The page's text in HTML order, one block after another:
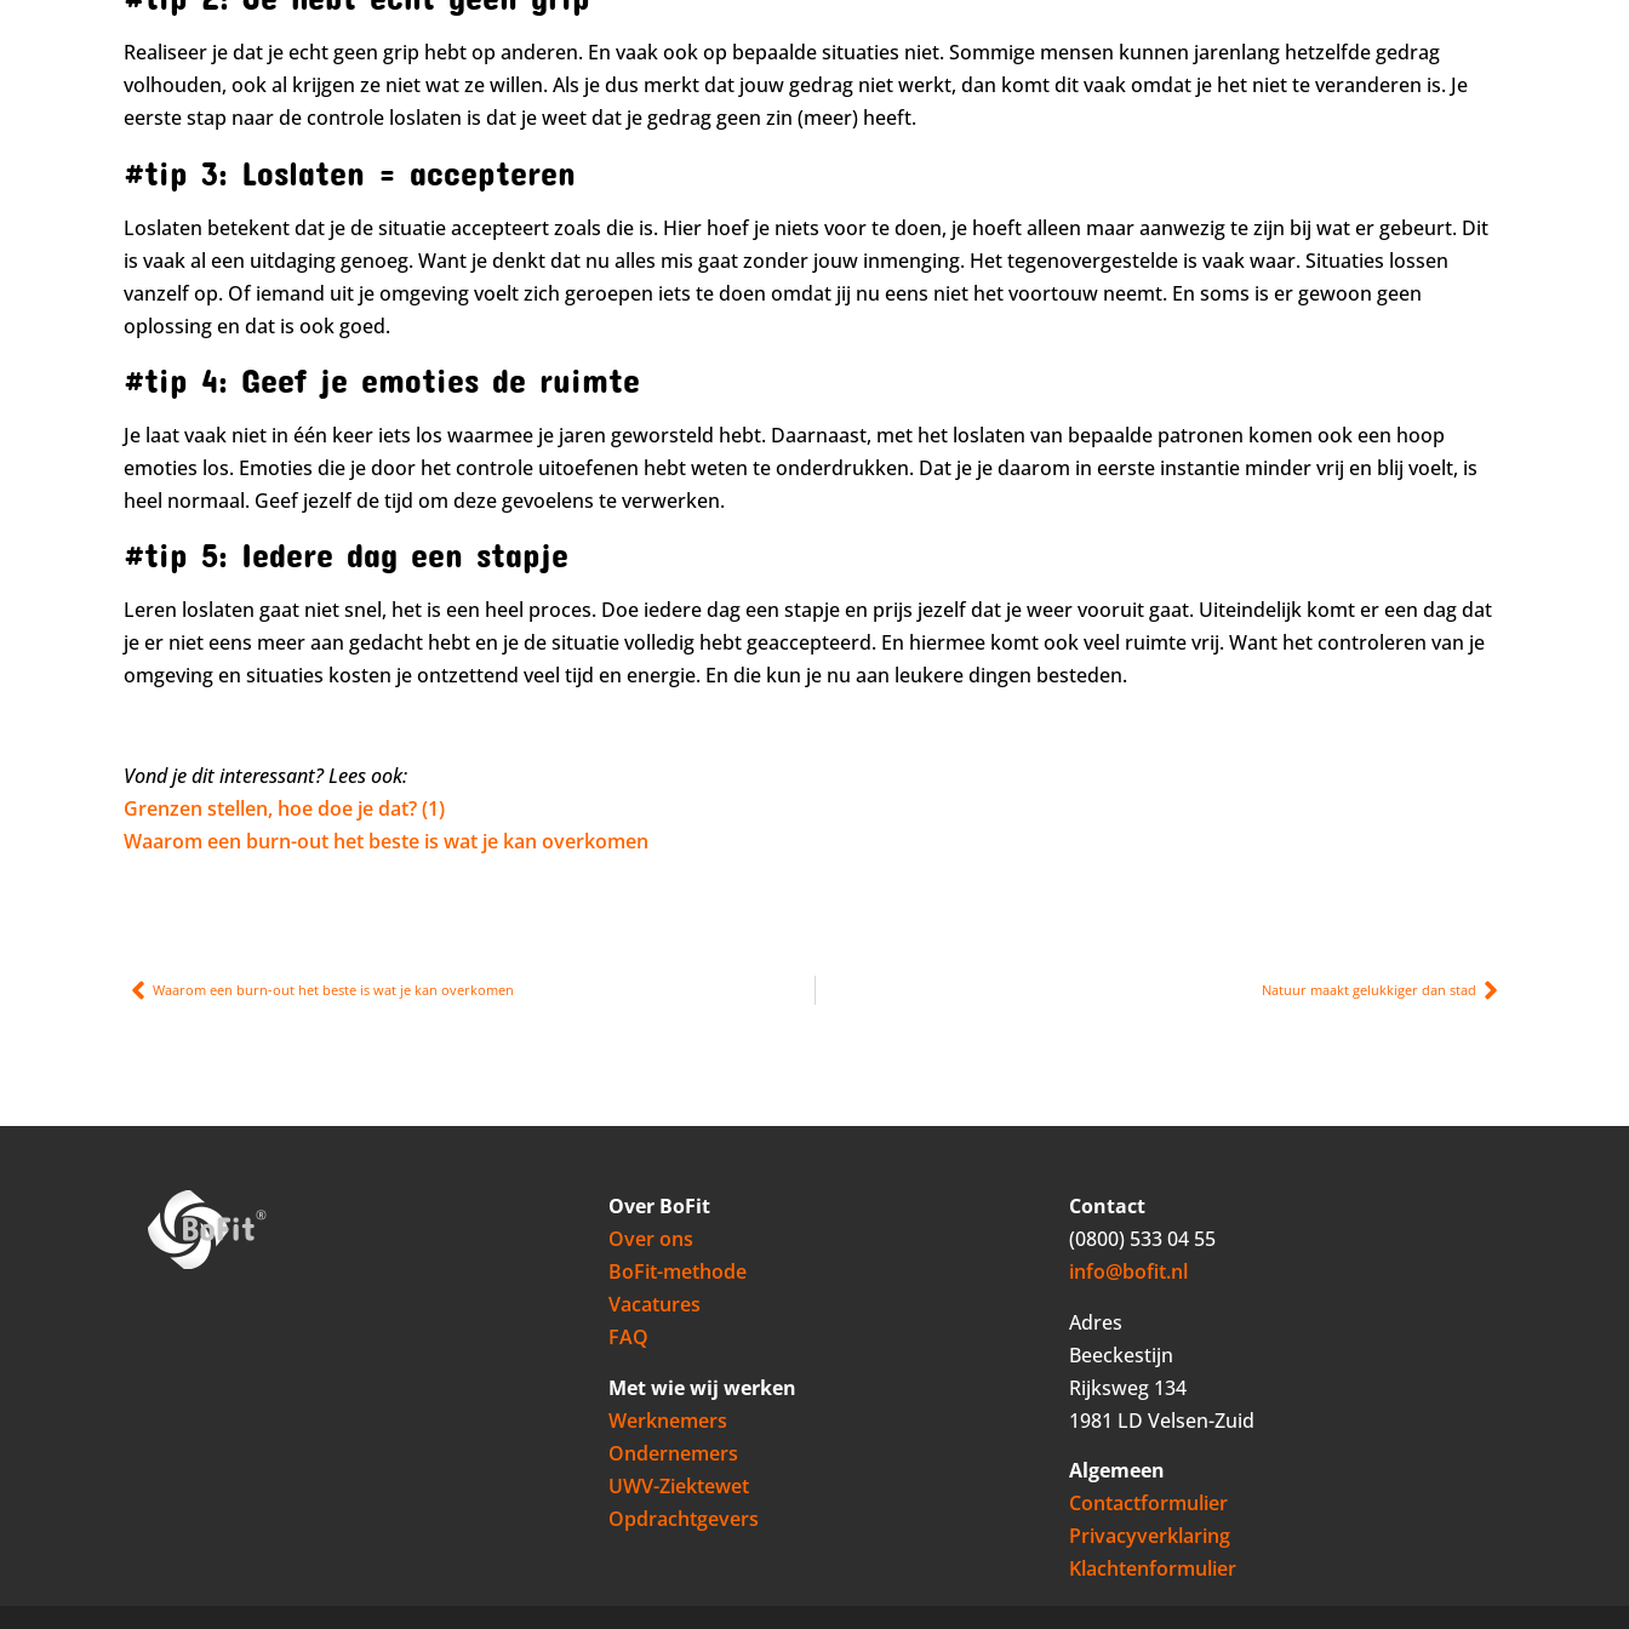
Realiseer je dat je echt geen grip hebt op anderen. En vaak ook op bepaalde situaties niet. Sommige mensen kunnen jarenlang hetzelfde gedrag
volhouden, ook al krijgen ze niet wat ze willen. Als je dus merkt dat jouw gedrag niet werkt, dan komt dit vaak omdat je het niet te veranderen is. Je
eerste stap naar de controle loslaten is dat je weet dat je gedrag geen zin (meer) heeft.
#tip 3: Loslaten = accepteren
Loslaten betekent dat je de situatie accepteert zoals die is. Hier hoef je niets voor te doen, je hoeft alleen maar aanwezig te zijn bij wat er gebeurt. Dit
is vaak al een uitdaging genoeg. Want je denkt dat nu alles mis gaat zonder jouw inmenging. Het tegenovergestelde is vaak waar. Situaties lossen
vanzelf op. Of iemand uit je omgeving voelt zich geroepen iets te doen omdat jij nu eens niet het voortouw neemt. En soms is er gewoon geen
oplossing en dat is ook goed.
#tip 4: Geef je emoties de ruimte
Je laat vaak niet in één keer iets los waarmee je jaren geworsteld hebt. Daarnaast, met het loslaten van bepaalde patronen komen ook een hoop
emoties los. Emoties die je door het controle uitoefenen hebt weten te onderdrukken. Dat je je daarom in eerste instantie minder vrij en blij voelt, is
heel normaal. Geef jezelf de tijd om deze gevoelens te verwerken.
#tip 5: Iedere dag een stapje
Leren loslaten gaat niet snel, het is een heel proces. Doe iedere dag een stapje en prijs jezelf dat je weer vooruit gaat. Uiteindelijk komt er een dag dat
je er niet eens meer aan gedacht hebt en je de situatie volledig hebt geaccepteerd. En hiermee komt ook veel ruimte vrij. Want het controleren van je
omgeving en situaties kosten je ontzettend veel tijd en energie. En die kun je nu aan leukere dingen besteden.
Vond je dit interessant? Lees ook:
Grenzen stellen, hoe doe je dat? (1)
Waarom een burn-out het beste is wat je kan overkomen
Waarom een burn-out het beste is wat je kan overkomen Natuur maakt gelukkiger dan stad
Over BoFit
Over ons
BoFit-methode
Vacatures
FAQ
Met wie wij werken
Werknemers
Ondernemers
UWV-Ziektewet
Opdrachtgevers
Contact
(0800) 533 04 55
info@bofit.nl
Adres
Beeckestijn
Rijksweg 134
1981 LD Velsen-Zuid
Algemeen
Contactformulier
Privacyverklaring
Klachtenformulier